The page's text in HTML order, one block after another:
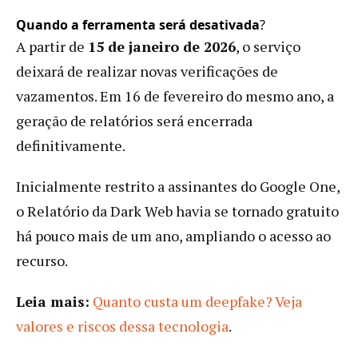
Quando a ferramenta será desativada?
A partir de 15 de janeiro de 2026, o serviço
deixará de realizar novas verificações de
vazamentos. Em 16 de fevereiro do mesmo ano, a
geração de relatórios será encerrada
definitivamente.
Inicialmente restrito a assinantes do Google One,
o Relatório da Dark Web havia se tornado gratuito
há pouco mais de um ano, ampliando o acesso ao
recurso.
Leia mais: Quanto custa um deepfake? Veja
valores e riscos dessa tecnologia.